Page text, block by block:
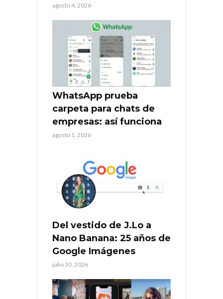
agosto 4, 2026
WhatsApp prueba
carpeta para chats de
empresas: así funciona
agosto 1, 2026
Del vestido de J.Lo a
Nano Banana: 25 años de
Google Imágenes
julio 30, 2026